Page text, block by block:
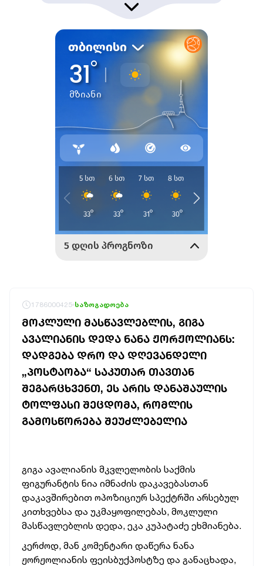
1786000425 საზოგადოება
ᲛᲝᲙᲚᲣᲚᲘ ᲛᲐᲡᲬᲐᲕᲚᲔᲑᲚᲘᲡ, ᲒᲘᲒᲐ
ᲐᲕᲐᲚᲘᲐᲜᲘᲡ ᲓᲔᲓᲐ ᲜᲐᲜᲐ ᲟᲝᲠᲟᲝᲚᲘᲐᲜᲡ:
ᲓᲐᲓᲒᲔᲑᲐ ᲓᲠᲝ ᲓᲐ ᲓᲦᲔᲕᲐᲜᲓᲔᲚᲘ
„ᲞᲝᲡᲢᲐᲝᲑᲐ“ ᲡᲐᲙᲣᲗᲐᲠ ᲗᲐᲕᲗᲐᲜ
ᲨᲔᲒᲐᲠᲪᲮᲕᲔᲜᲗ, ᲔᲡ ᲐᲠᲘᲡ ᲓᲐᲜᲐᲨᲐᲣᲚᲘᲡ
ᲢᲝᲚᲤᲐᲡᲘ ᲨᲔᲪᲓᲝᲛᲐ, ᲠᲝᲛᲚᲘᲡ
ᲒᲐᲛᲝᲡᲬᲝᲠᲔᲑᲐ ᲨᲔᲣᲫᲚᲔᲑᲔᲚᲘᲐ
გიგა ავალიანის მკვლელობის საქმის
ფიგურანტის ნია იმნაძის დაკავებასთან
დაკავშირებით ოპოზიციურ სპექტრში არსებულ
კითხვებსა და უკმაყოფილებას, მოკლული
მასწავლებლის დედა, ეკა კუპატაძე ეხმიანება.
კერძოდ, მან კომენტარი დაწერა ნანა
ჟორჟოლიანის ფეისბუქპოსტზე და განაცხადა,